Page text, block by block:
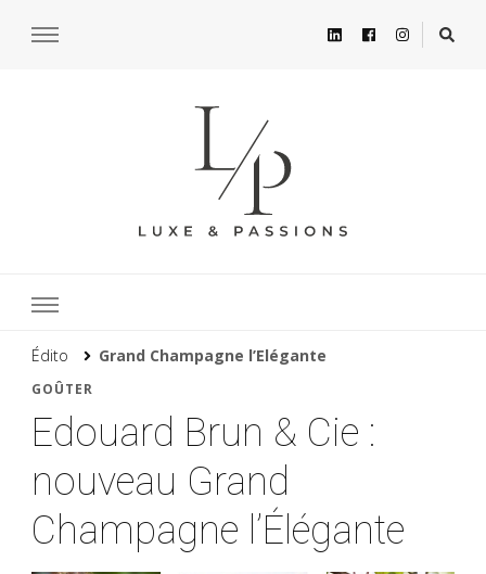
Édito Grand Champagne l’Elégante
GOÛTER
Edouard Brun & Cie :
nouveau Grand
Champagne l’Élégante